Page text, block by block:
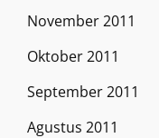
November 2011
Oktober 2011
September 2011
Agustus 2011